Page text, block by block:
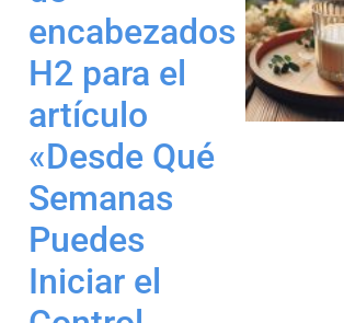
encabezados
H2 para el
artículo
«Desde Qué
Semanas
Puedes
Iniciar el